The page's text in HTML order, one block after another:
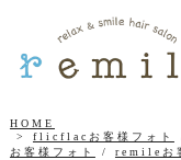
HOME
flicflacお客様フォト
お客様フォト
/ remileお